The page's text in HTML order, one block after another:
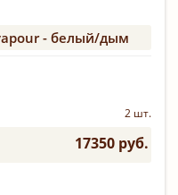
- белый/дым
2 шт.
17350 руб.